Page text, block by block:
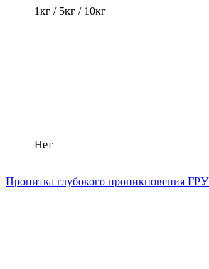
1кг / 5кг / 10кг
Нет
Пропитка глубокого проникновения